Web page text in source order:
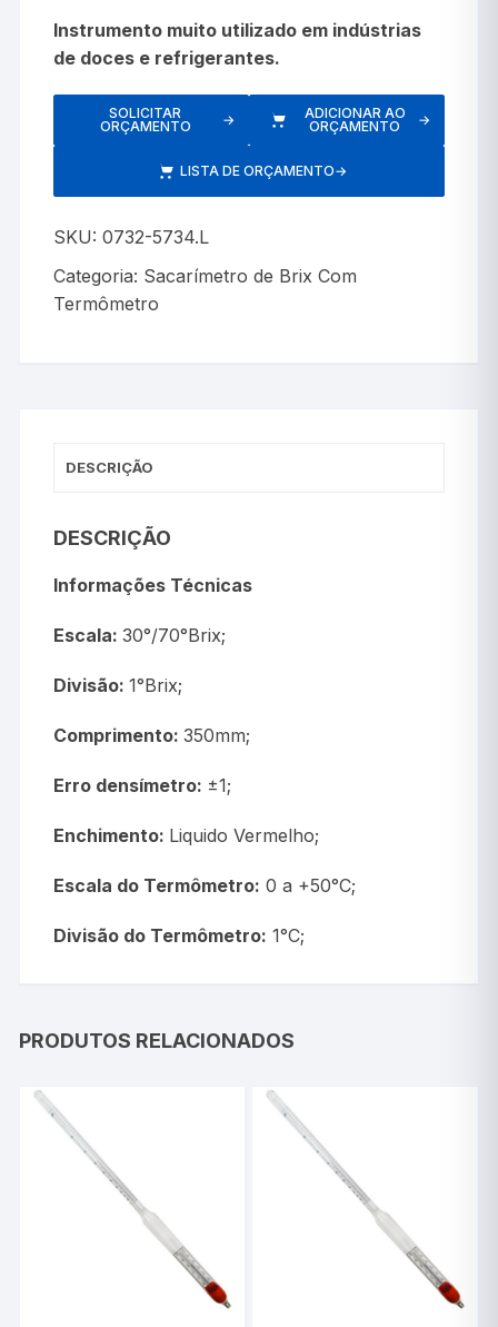
Instrumento muito utilizado em indústrias
de doces e refrigerantes.
SOLICITAR
ORÇAMENTO
→
ADICIONAR AO
ORÇAMENTO
→
LISTA DE ORÇAMENTO→
SKU:0732-5734.L
Categoria: Sacarímetro de Brix Com
Termômetro
DESCRIÇÃO
DESCRIÇÃO
Informações Técnicas
Escala:30°/70°Brix;
Divisão:1°Brix;
Comprimento:350mm;
Erro densímetro: ±1;
Enchimento: Liquido Vermelho;
Escala do Termômetro: 0 a +50°C;
Divisão do Termômetro: 1°C;
PRODUTOS RELACIONADOS